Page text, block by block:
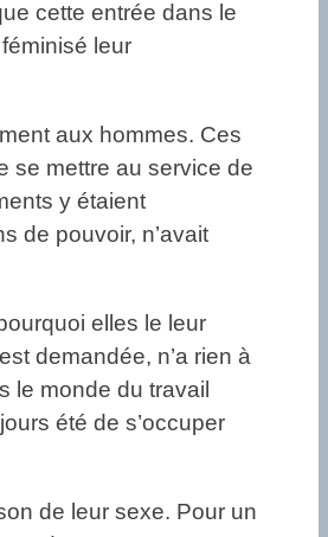
cette entrée dans le
leur
aux hommes. Ces
se mettre au service de
y étaient
de pouvoir, n’avait
elles le leur
demandée, n’a rien à
le monde du travail
été de s’occuper
de leur sexe. Pour un